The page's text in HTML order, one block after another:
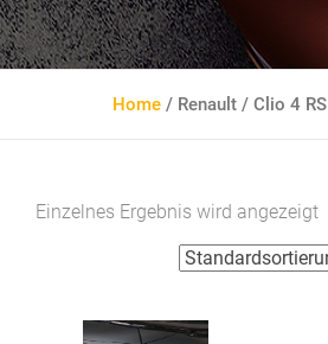
Home / Renault / Clio 4 RS
Einzelnes Ergebnis wird angezeigt